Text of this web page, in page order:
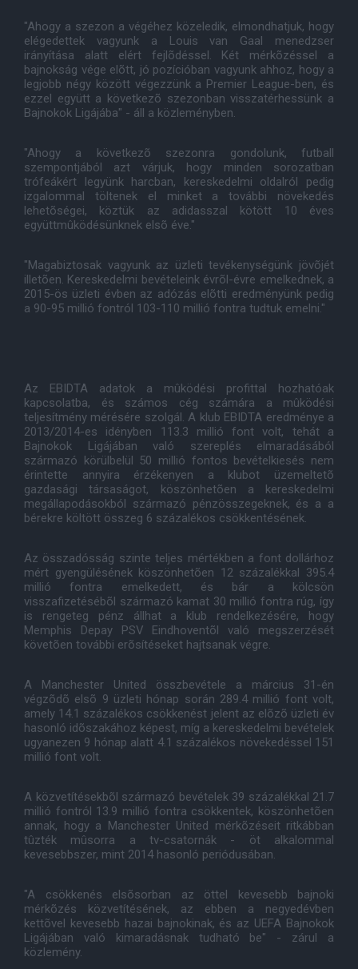
"Ahogy a szezon a végéhez közeledik, elmondhatjuk, hogy
elégedettek vagyunk a Louis van Gaal menedzser
irányítása alatt elért fejlõdéssel. Két mérkõzéssel a
bajnokság vége elõtt, jó pozícióban vagyunk ahhoz, hogy a
legjobb négy között végezzünk a Premier League-ben, és
ezzel együtt a következõ szezonban visszatérhessünk a
Bajnokok Ligájába" - áll a közleményben.
"Ahogy a következõ szezonra gondolunk, futball
szempontjából azt várjuk, hogy minden sorozatban
trófeákért legyünk harcban, kereskedelmi oldalról pedig
izgalommal töltenek el minket a további növekedés
lehetõségei, köztük az adidasszal kötött 10 éves
együttmûködésünknek elsõ éve."
"Magabiztosak vagyunk az üzleti tevékenységünk jövõjét
illetõen. Kereskedelmi bevételeink évrõl-évre emelkednek, a
2015-ös üzleti évben az adózás elõtti eredményünk pedig
a 90-95 millió fontról 103-110 millió fontra tudtuk emelni."
Az EBIDTA adatok a mûködési profittal hozhatóak
kapcsolatba, és számos cég számára a mûködési
teljesítmény mérésére szolgál. A klub EBIDTA eredménye a
2013/2014-es idényben 113.3 millió font volt, tehát a
Bajnokok Ligájában való szereplés elmaradásából
származó körülbelül 50 millió fontos bevételkiesés nem
érintette annyira érzékenyen a klubot üzemeltetõ
gazdasági társaságot, köszönhetõen a kereskedelmi
megállapodásokból származó pénzösszegeknek, és a a
bérekre költött összeg 6 százalékos csökkentésének.
Az összadósság szinte teljes mértékben a font dollárhoz
mért gyengülésének köszönhetõen 12 százalékkal 395.4
millió fontra emelkedett, és bár a kölcsön
visszafizetésébõl származó kamat 30 millió fontra rúg, így
is rengeteg pénz állhat a klub rendelkezésére, hogy
Memphis Depay PSV Eindhoventõl való megszerzését
követõen további erõsítéseket hajtsanak végre.
A Manchester United összbevétele a március 31-én
végzõdõ elsõ 9 üzleti hónap során 289.4 millió font volt,
amely 14.1 százalékos csökkenést jelent az elõzõ üzleti év
hasonló idõszakához képest, míg a kereskedelmi bevételek
ugyanezen 9 hónap alatt 4.1 százalékos növekedéssel 151
millió font volt.
A közvetítésekbõl származó bevételek 39 százalékkal 21.7
millió fontról 13.9 millió fontra csökkentek, köszönhetõen
annak, hogy a Manchester United mérkõzéseit ritkábban
tûzték mûsorra a tv-csatornák - öt alkalommal
kevesebbszer, mint 2014 hasonló periódusában.
"A csökkenés elsõsorban az öttel kevesebb bajnoki
mérkõzés közvetítésének, az ebben a negyedévben
kettõvel kevesebb hazai bajnokinak, és az UEFA Bajnokok
Ligájában való kimaradásnak tudható be" - zárul a
közlemény.